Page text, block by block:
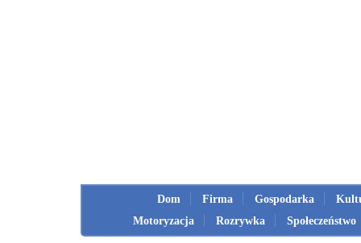
Dom Firma Gospodarka
Motoryzacja
Rozrywka Społeczeństwo